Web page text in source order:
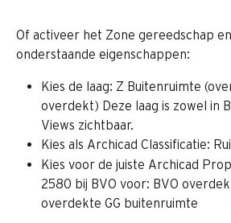
Of activeer het Zone gereedschap
onderstaande eigenschappen:
Kies de laag: Z Buitenruimte
overdekt) Deze laag is zowel in
Views zichtbaar.
Kies als Archicad Classificatie:
Kies voor de juiste Archicad
2580 bij BVO voor: BVO
overdekte GG buitenruimte